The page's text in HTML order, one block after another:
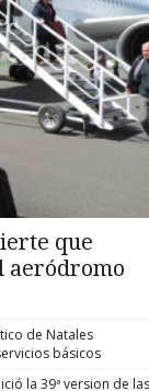
que
aeródromo
de Natales
básicos
la 39ª version de las